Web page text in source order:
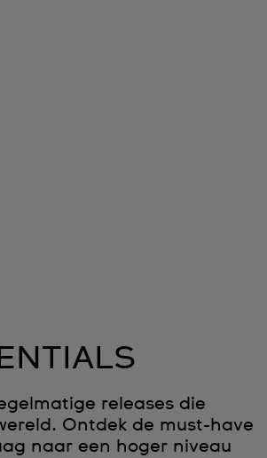
releases die
Ontdek de must-have
naar een hoger niveau